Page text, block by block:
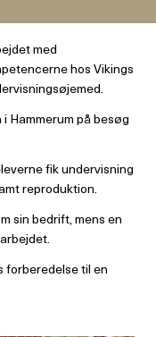
med
hos Vikings
Hammerum på besøg
fik undervisning
reproduktion.
sin bedrift, mens en
forberedelse til en